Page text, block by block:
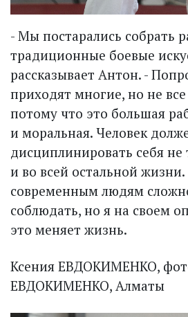
- Мы постарались собрать
традиционные боевые
рассказывает Антон. -
приходят многие, но не
потому что это большая
и моральная. Человек
дисциплинировать себя не
и во всей остальной
современным людям
соблюдать, но я на своем
это меняет жизнь.
Ксения ЕВДОКИМЕНКО,
ЕВДОКИМЕНКО, Алматы